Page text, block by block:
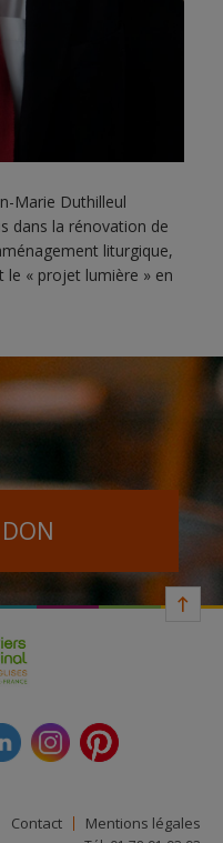
Marie Duthilleul
dans la rénovation de
liturgique,
le « projet lumière » en
linkedin instagram
Contact Mentions légales